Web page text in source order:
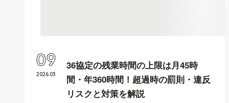
36協定の残業時間の上限は月45時
間・年360時間！超過時の罰則・違反
リスクと対策を解説
2026.03
09